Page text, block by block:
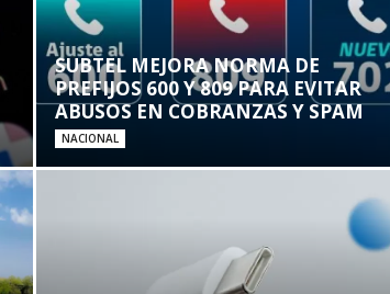
SUBTEL MEJORA NORMA DE
PREFIJOS 600 Y 809 PARA EVITAR
ABUSOS EN COBRANZAS Y SPAM
NACIONAL